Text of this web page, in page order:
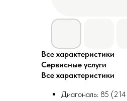
Все характеристики
Сервисные услуги
Все характеристики
Диагональ: 85